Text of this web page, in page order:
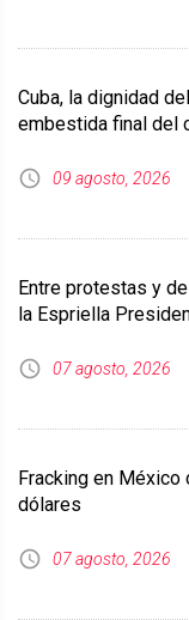
Cuba, la dignidad
embestida final del
09 agosto, 2026
Entre protestas y
la Espriella
07 agosto, 2026
Fracking en
dólares
07 agosto, 2026